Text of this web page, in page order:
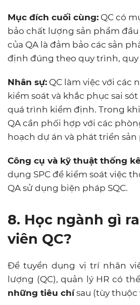
Mục đích cuối cùng: QC có
bảo chất lượng sản phẩm
của QA là đảm bảo các sản
định đúng theo quy trình, quy
Nhân sự: QC làm việc với các
kiểm soát và khắc phục sai
quá trình kiểm định. Trong
QA cần phối hợp với các
hoạch dự án và phát triển sản
Công cụ và kỹ thuật thống
dụng SPC để kiểm soát việc
QA sử dụng biện pháp SQC.
8. Học ngành gì
viên QC?
Để tuyển dụng vị trí nhân
lượng (QC), quản lý HR có
những tiêu chísau (tùy thuộc